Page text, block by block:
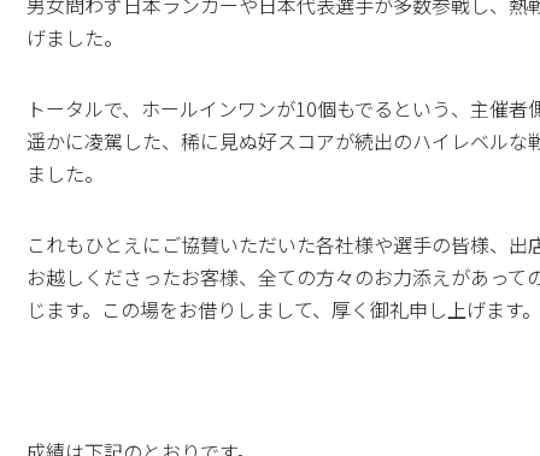
げました。
トータルで、ホールインワンが10個もでるという、主催者
遥かに凌駕した、稀に見ぬ好スコアが続出のハイレベルな
ました。
これもひとえにご協賛いただいた各社様や選手の皆様、出
お越しくださったお客様、全ての方々のお力添えがあって
じます。この場をお借りしまして、厚く御礼申し上げます